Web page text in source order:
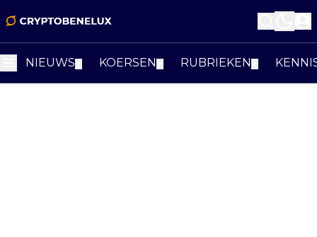
NIEUWS KOERSEN RUBRIEKEN